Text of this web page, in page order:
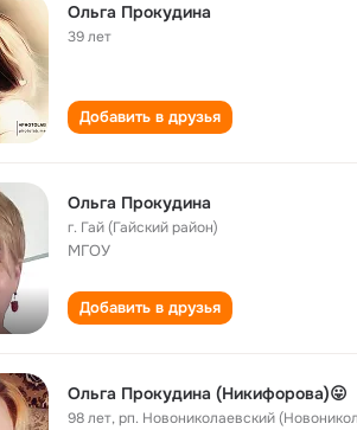
Ольга Прокудина
39 лет
Добавить в друзья
Ольга Прокудина
г. Гай (Гайский район)
МГОУ
Добавить в друзья
Ольга Прокудина (Никифорова)😛
98 лет,рп. Новониколаевский